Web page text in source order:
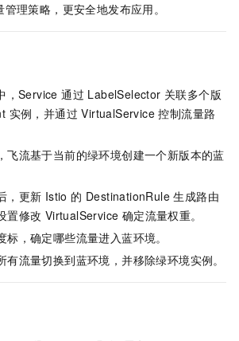
理策略，更安全地发布应用。
，Service 通过 LabelSelector 关联多个版
实例，并通过 VirtualService 控制流量路
飞流基于当前的绿环境创建一个新版本的蓝
，更新 Istio 的 DestinationRule 生成路由
置修改 VirtualService 确定流量权重。
标，确定哪些流量进入蓝环境。
有流量切换到蓝环境，并移除绿环境实例。